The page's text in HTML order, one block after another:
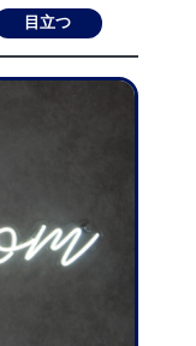
目立つ